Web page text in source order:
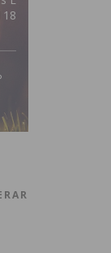
18